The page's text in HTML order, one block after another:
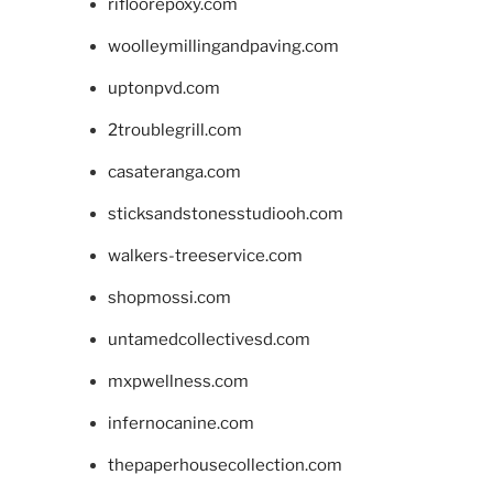
rifloorepoxy.com
woolleymillingandpaving.com
uptonpvd.com
2troublegrill.com
casateranga.com
sticksandstonesstudiooh.com
walkers-treeservice.com
shopmossi.com
untamedcollectivesd.com
mxpwellness.com
infernocanine.com
thepaperhousecollection.com